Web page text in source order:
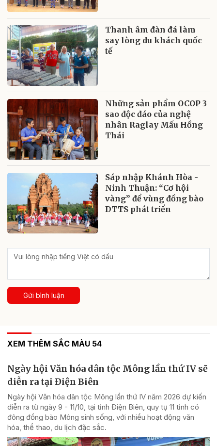
Thanh âm đàn đá làm
say lòng du khách quốc
tế
Những sản phẩm OCOP 3
sao độc đáo của nghệ
nhân Raglay Mấu Hồng
Thái
Sáp nhập Khánh Hòa -
Ninh Thuận: “Cơ hội
vàng” để vùng đồng bào
DTTS phát triển
Gửi bình luận
XEM THÊM SẮC MÀU 54
Ngày hội Văn hóa dân tộc Mông lần thứ IV sẽ
diễn ra tại Điện Biên
Ngày hội Văn hóa dân tộc Mông lần thứ IV năm 2026 dự kiến
diễn ra từ ngày 9 - 11/10, tại tỉnh Điện Biên, quy tụ 11 tỉnh có
đông đồng bào Mông sinh sống, với nhiều hoạt động văn
hóa, thể thao, du lịch đặc sắc.